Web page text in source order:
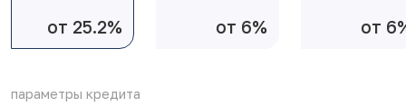
от 25.2% от 6% от
параметры кредита